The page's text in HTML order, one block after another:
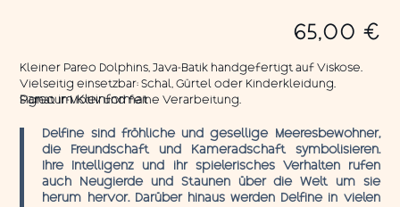
65,00 €
Kleiner Pareo Dolphins, Java-Batik handgefertigt auf Viskose.
Vielseitig einsetzbar: Schal, Gürtel oder Kinderkleidung.
Signatur-Motiv und feine Verarbeitung.
Pareo im Kleinformat
Delfine sind fröhliche und gesellige Meeresbewohner,
die Freundschaft und Kameradschaft symbolisieren.
Ihre Intelligenz und ihr spielerisches Verhalten rufen
auch Neugierde und Staunen über die Welt um sie
herum hervor. Darüber hinaus werden Delfine in vielen